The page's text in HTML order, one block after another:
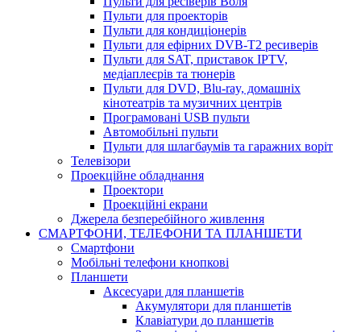
Пульти для проекторів
Пульти для кондиціонерів
Пульти для ефірних DVB-T2 ресиверів
Пульти для SAT, приставок IPTV,
медіаплеєрів та тюнерів
Пульти для DVD, Blu-ray, домашніх
кінотеатрів та музичних центрів
Програмовані USB пульти
Автомобільні пульти
Пульти для шлагбаумів та гаражних воріт
Телевізори
Проекційне обладнання
Проектори
Проекційні екрани
Джерела безперебійного живлення
СМАРТФОНИ, ТЕЛЕФОНИ ТА ПЛАНШЕТИ
Смартфони
Мобільні телефони кнопкові
Планшети
Аксесуари для планшетів
Акумулятори для планшетів
Клавіатури до планшетів